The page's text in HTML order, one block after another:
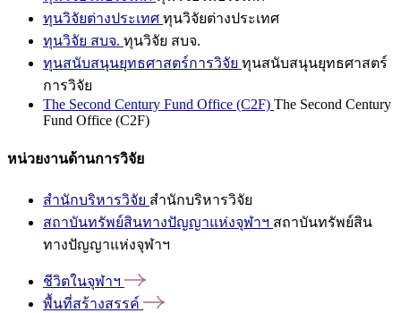
ทุนวิจัยต่างประเทศ ทุนวิจัยต่างประเทศ
ทุนวิจัย สบจ. ทุนวิจัย สบจ.
ทุนสนับสนุนยุทธศาสตร์การวิจัย ทุนสนับสนุนยุทธศาสตร์
การวิจัย
The Second Century Fund Office (C2F) The Second Century
Fund Office (C2F)
หน่วยงานด้านการวิจัย
สำนักบริหารวิจัย สำนักบริหารวิจัย
สถาบันทรัพย์สินทางปัญญาแห่งจุฬาฯ สถาบันทรัพย์สิน
ทางปัญญาแห่งจุฬาฯ
ชีวิตในจุฬาฯ
พื้นที่สร้างสรรค์